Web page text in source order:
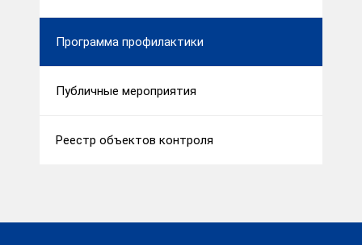
Программа профилактики
Публичные мероприятия
Реестр объектов контроля